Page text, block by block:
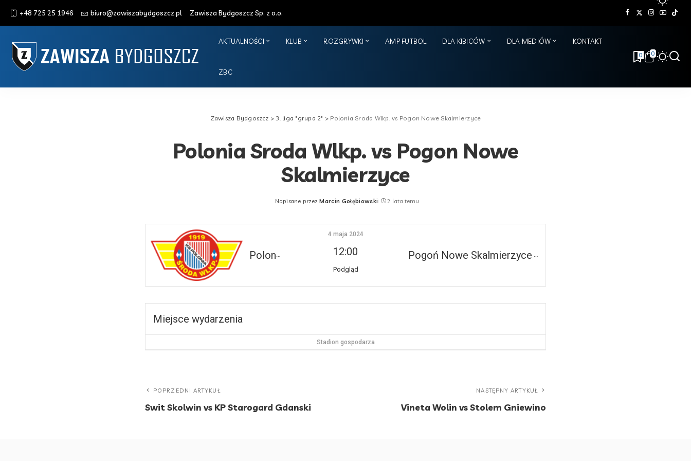
+48 725 25 1946 biuro@zawiszabydgoszcz.pl Zawisza Bydgoszcz Sp. z o.o.
AKTUALNOŚCI KLUB ROZGRYWKI AMP FUTBOL DLA KIBICÓW DLA MEDIÓW KONTAKT
ZBC
0 0
Zawisza Bydgoszcz >3. liga "grupa 2" > Polonia Sroda Wlkp. vs Pogon Nowe Skalmierzyce
Polonia Sroda Wlkp. vs Pogon Nowe
Skalmierzyce
Posted
Napisane przez Marcin Gołębiowski 2 lata temu
Polonia Sroda Wlkp. Pogoń Nowe Skalmierzyce
4 maja 2024
12:00
Podgląd
Miejsce wydarzenia
Stadion gospodarza
POPRZEDNI ARTYKUŁ
Swit Skolwin vs KP Starogard Gdanski
NASTĘPNY ARTYKUŁ
Vineta Wolin vs Stolem Gniewino